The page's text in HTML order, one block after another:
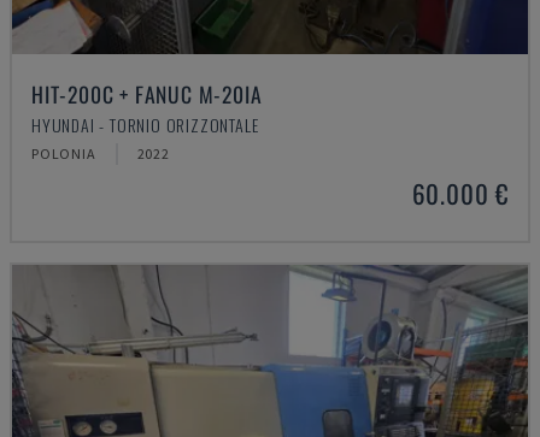
HIT-200C + FANUC M-20IA
HYUNDAI - TORNIO ORIZZONTALE
POLONIA 2022
60.000 €